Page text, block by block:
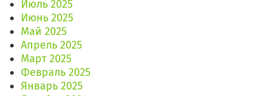
Июль 2025
Июнь 2025
Май 2025
Апрель 2025
Март 2025
Февраль 2025
Январь 2025